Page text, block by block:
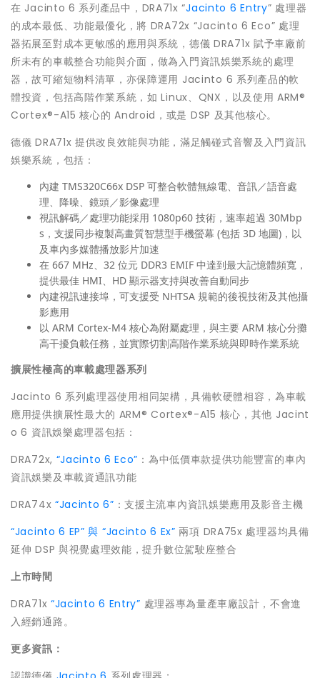
在 Jacinto 6 系列產品中，DRA71x “Jacinto 6 Entry” 處理器
的成本最低、功能最優化，將 DRA72x “Jacinto 6 Eco” 處理
器拓展至對成本更敏感的應用與系統，德儀 DRA71x 賦予車廠前
所未有的車載整合功能與介面，做為入門資訊娛樂系統的處理
器，故可縮短物料清單，亦保障運用 Jacinto 6 系列產品的軟
體投資，包括高階作業系統，如 Linux、QNX，以及使用 ARM®
Cortex®-A15 核心的 Android，或是 DSP 及其他核心。
德儀 DRA71x 提供改良效能與功能，滿足觸碰式音響及入門資訊
娛樂系統，包括：
內建 TMS320C66x DSP 可整合軟體無線電、音訊／語音處
理、降噪、鏡頭／影像處理
視訊解碼／處理功能採用 1080p60 技術，速率超過 30Mbp
s，支援同步複製高畫質智慧型手機螢幕 (包括 3D 地圖)，以
及車內多媒體播放影片加速
在 667 MHz、32 位元 DDR3 EMIF 中達到最大記憶體頻寬，
提供最佳 HMI、HD 顯示器支持與改善自動同步
內建視訊連接埠，可支援受 NHTSA 規範的後視技術及其他攝
影應用
以 ARM Cortex-M4 核心為附屬處理，與主要 ARM 核心分攤
高干擾負載任務，並實際切割高階作業系統與即時作業系統
擴展性極高的車載處理器系列
Jacinto 6 系列處理器使用相同架構，具備軟硬體相容，為車載
應用提供擴展性最大的 ARM® Cortex®-A15 核心，其他 Jacint
o 6 資訊娛樂處理器包括：
DRA72x, “Jacinto 6 Eco” ：為中低價車款提供功能豐富的車內
資訊娛樂及車載資通訊功能
DRA74x “Jacinto 6” ：支援主流車內資訊娛樂應用及影音主機
“Jacinto 6 EP” 與 “Jacinto 6 Ex” 兩項 DRA75x 處理器均具備
延伸 DSP 與視覺處理效能，提升數位駕駛座整合
上市時間
DRA71x “Jacinto 6 Entry” 處理器專為量產車廠設計，不會進
入經銷通路。
更多資訊：